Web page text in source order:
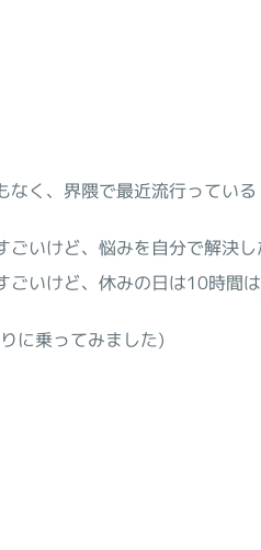
なく、界隈で最近流行ってい
ごいけど、悩みを自分で解決し
ごいけど、休みの日は10時間
に乗ってみました)